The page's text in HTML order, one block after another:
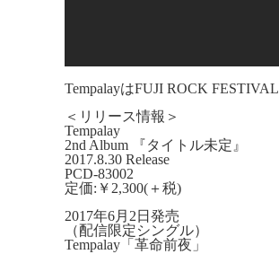
TempalayはFUJI ROCK
＜リリース情報＞
Tempalay
2nd Album 『タイトル未定』
2017.8.30 Release
PCD-83002
定価:￥2,300(＋税)
2017年6月2日発売
（配信限定シングル）
Tempalay「革命前夜」